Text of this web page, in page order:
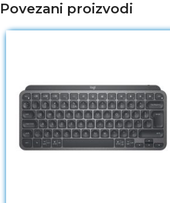
Povezani proizvodi